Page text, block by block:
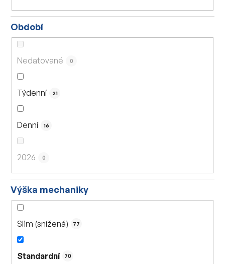
Období
Nedatované 0
Týdenní 21
Denní 16
2026 0
Výška mechaniky
Slim (snížená) 77
Standardní 70